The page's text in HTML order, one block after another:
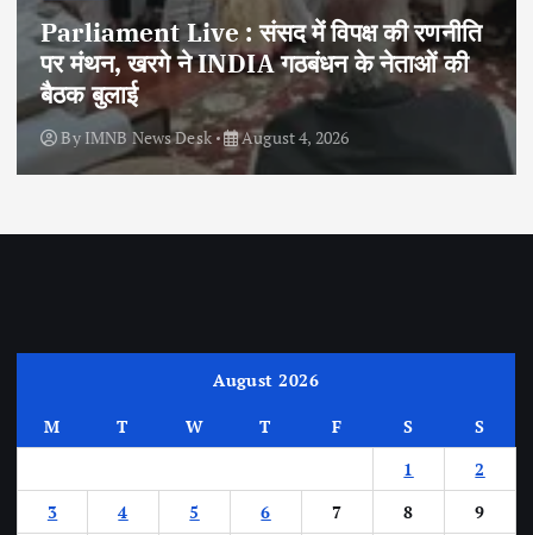
Parliament Live : संसद में विपक्ष की रणनीति
पर मंथन, खरगे ने INDIA गठबंधन के नेताओं की
बैठक बुलाई
ByIMNB News Desk August 4, 2026
August 2026
M T W T F S
S
1
2
3
4 5 6 7 8
9